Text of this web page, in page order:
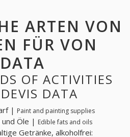
ARTEN VON
FÜR VON
OF ACTIVITIES
DATA
| Paint and painting supplies
Öle | Edible fats and oils
Getränke, alkoholfrei: